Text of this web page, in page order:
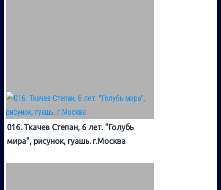
016. Ткачев Степан, 6 лет. "Голубь
мира", рисунок, гуашь. г.Москва